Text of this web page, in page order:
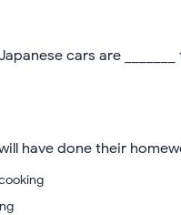
cars are
will have done their